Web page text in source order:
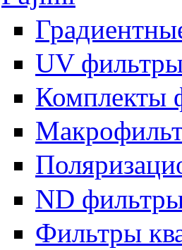
UV
Комплекты
ND
Фильтры